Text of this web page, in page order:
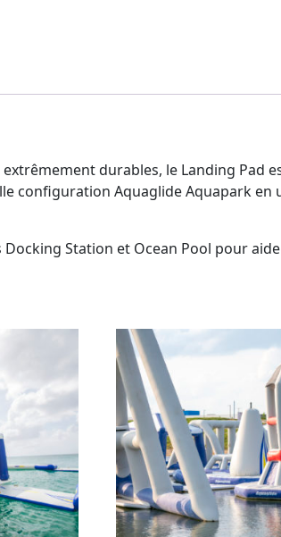
durables, le Landing
configuration Aquaglide Aquapark
Station et Ocean Pool pour